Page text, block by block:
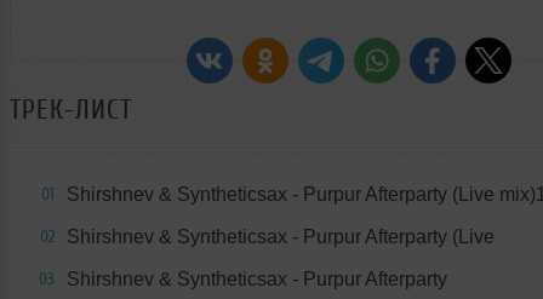
ТРЕК-ЛИСТ
01 Shirshnev & Syntheticsax - Purpur Afterparty (Live
02 Shirshnev & Syntheticsax - Purpur Afterparty (Live
03 Shirshnev & Syntheticsax - Purpur Afterparty